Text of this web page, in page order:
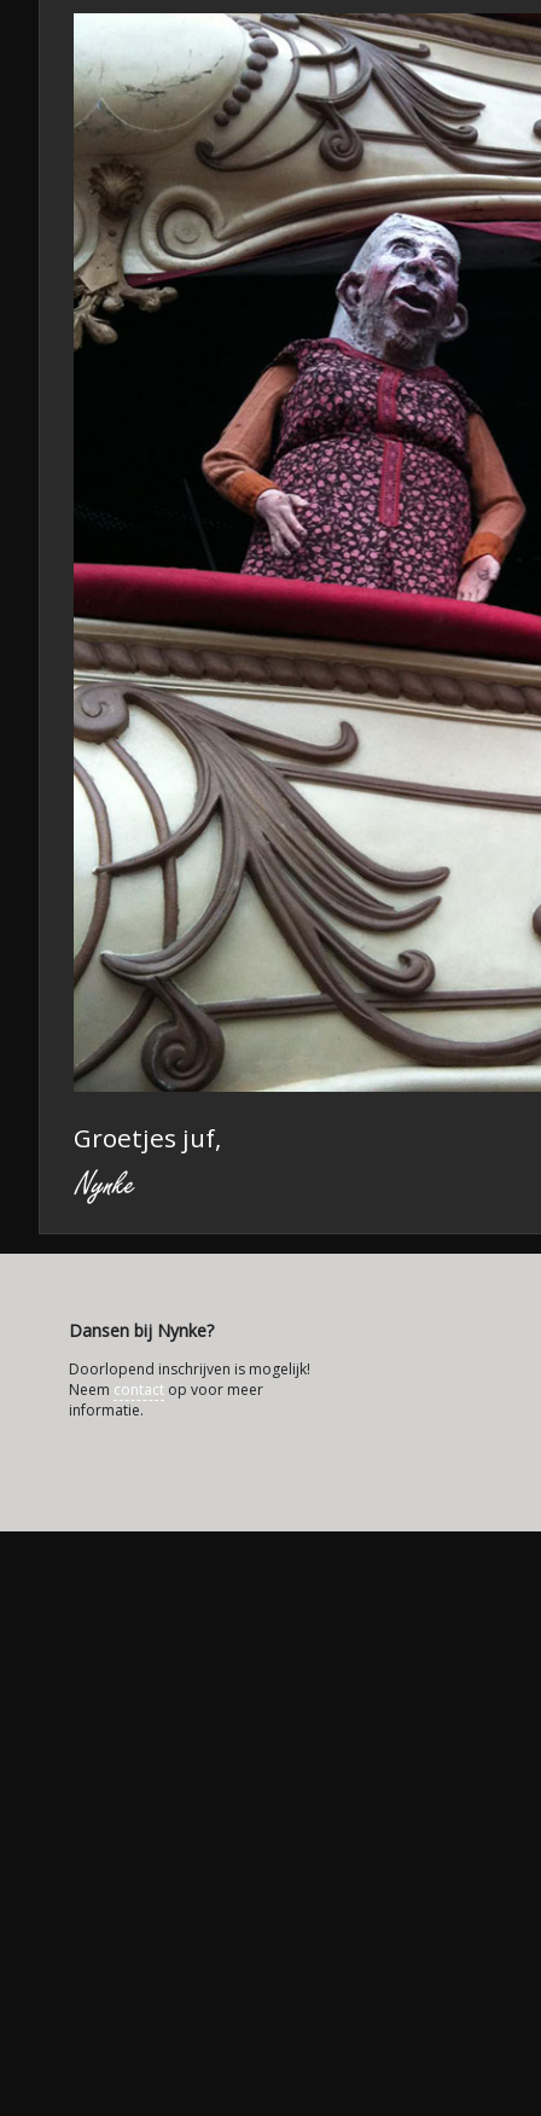
Groetjes juf,
Dansen bij Nynke?
Doorlopend inschrijven is mogelijk!
Neem contact op voor meer
informatie.